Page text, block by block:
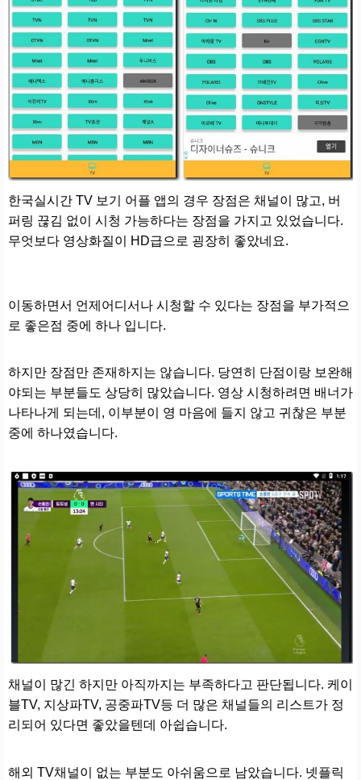
한국실시간 TV 보기 어플 앱의 경우 장점은 채널이 많고, 버
퍼링 끊김 없이 시청 가능하다는 장점을 가지고 있었습니다.
무엇보다 영상화질이 HD급으로 굉장히 좋았네요.
이동하면서 언제어디서나 시청할 수 있다는 장점을 부가적으
로 좋은점 중에 하나 입니다.
하지만 장점만 존재하지는 않습니다. 당연히 단점이랑 보완해
야되는 부분들도 상당히 많았습니다. 영상 시청하려면 배너가
나타나게 되는데, 이부분이 영 마음에 들지 않고 귀찮은 부분
중에 하나였습니다.
채널이 많긴 하지만 아직까지는 부족하다고 판단됩니다. 케이
블TV, 지상파TV, 공중파TV등 더 많은 채널들의 리스트가 정
리되어 있다면 좋았을텐데 아쉽습니다.
해외 TV채널이 없는 부분도 아쉬움으로 남았습니다. 넷플릭